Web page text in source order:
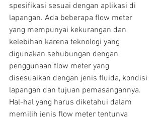
spesifikasi sesuai dengan aplikasi di
lapangan. Ada beberapa flow meter
yang mempunyai kekurangan dan
kelebihan karena teknologi yang
digunakan sehubungan dengan
penggunaan flow meter yang
disesuaikan dengan jenis fluida, kondisi
lapangan dan tujuan pemasangannya.
Hal-hal yang harus diketahui dalam
memilih jenis flow meter tentunya